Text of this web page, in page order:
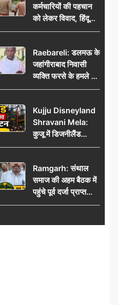
कर्मचारियों की पहचान
को लेकर विवाद, हिंदू
सुरक्षा संगठन ने उठाए
की मांग
Raebareli: डलमऊ के
जहांगीराबाद निवासी
व्यक्ति फरसे के हमले में
घायल थाने में शिकायत
हजार’, रकम न देने पर
कार्रवाई ठंडी!
Kujju Disneyland
Shravani Mela:
कुजू में डिजनीलैंड
श्रावणी मेले का भव्य
की भीड़
Ramgarh: संथाल
समाज की अहम बैठक में
पहुंचे पूर्व दर्जा प्राप्त
मंत्री, मरांग बुरू बचाओ